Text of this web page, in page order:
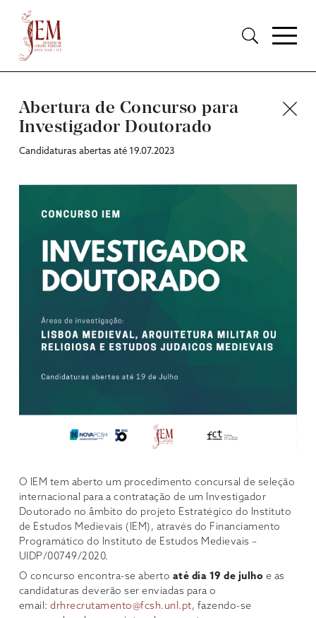
Abertura de Concurso para
Investigador Doutorado
Candidaturas abertas até 19.07.2023
O IEM tem aberto um procedimento concursal de seleção
internacional para a contratação de um Investigador
Doutorado no âmbito do projeto Estratégico do Instituto
de Estudos Medievais (IEM), através do Financiamento
Programático do Instituto de Estudos Medievais –
UIDP/00749/2020.
O concurso encontra-se aberto até dia 19 de julho e as
candidaturas deverão ser enviadas para o
email:drhrecrutamento@fcsh.unl.pt, fazendo-se